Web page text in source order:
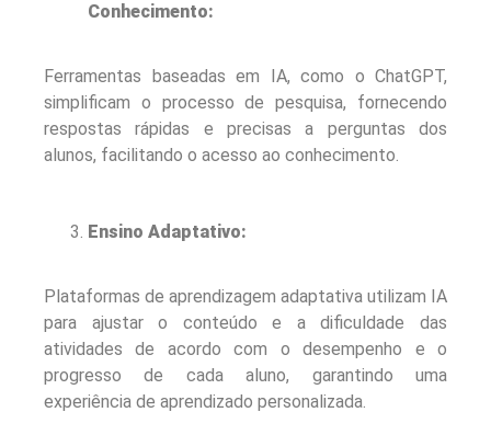
Conhecimento:
Ferramentas baseadas em IA, como o ChatGPT,
simplificam o processo de pesquisa, fornecendo
respostas rápidas e precisas a perguntas dos
alunos, facilitando o acesso ao conhecimento.
Ensino Adaptativo:
Plataformas de aprendizagem adaptativa utilizam IA
para ajustar o conteúdo e a dificuldade das
atividades de acordo com o desempenho e o
progresso de cada aluno, garantindo uma
experiência de aprendizado personalizada.